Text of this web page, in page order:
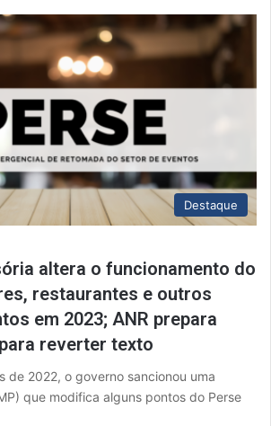
p
o
r
:
Destaque
altera o funcionamento do
restaurantes e outros
em 2023; ANR prepara
reverter texto
de 2022, o governo sancionou uma
que modifica alguns pontos do Perse